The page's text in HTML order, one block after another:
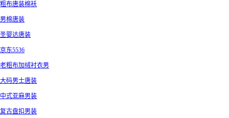
粗布唐装棉袄
男棉唐装
圣婴达唐装
京东5536
老粗布加绒衬衣男
大码男士唐装
中式亚麻男装
复古盘扣男装